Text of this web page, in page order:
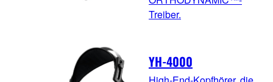
Treiber.
YH-4000